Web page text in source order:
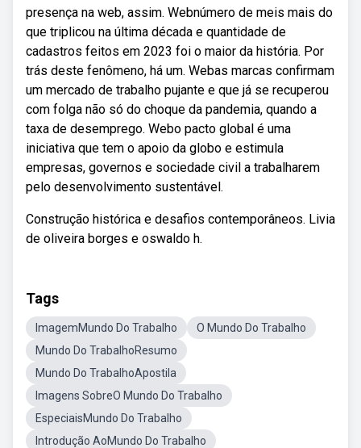
presença na web, assim. Webnúmero de meis mais do
que triplicou na última década e quantidade de
cadastros feitos em 2023 foi o maior da história. Por
trás deste fenômeno, há um. Webas marcas confirmam
um mercado de trabalho pujante e que já se recuperou
com folga não só do choque da pandemia, quando a
taxa de desemprego. Webo pacto global é uma
iniciativa que tem o apoio da globo e estimula
empresas, governos e sociedade civil a trabalharem
pelo desenvolvimento sustentável.
Construção histórica e desafios contemporâneos. Livia
de oliveira borges e oswaldo h.
Tags
ImagemMundo Do Trabalho
O Mundo Do Trabalho
Mundo Do TrabalhoResumo
Mundo Do TrabalhoApostila
Imagens SobreO Mundo Do Trabalho
EspeciaisMundo Do Trabalho
Introdução AoMundo Do Trabalho